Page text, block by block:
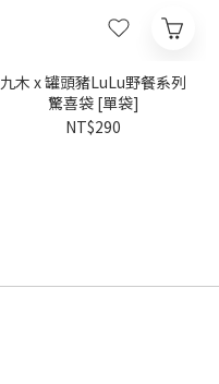
九木 x 罐頭豬LuLu野餐系列
驚喜袋 [單袋]
NT$290